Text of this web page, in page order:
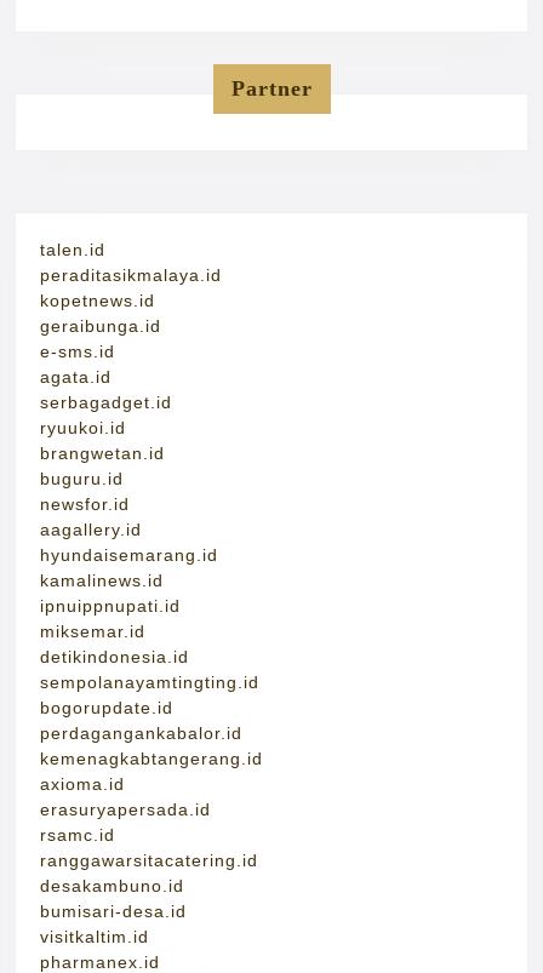
Partner
talen.id
peraditasikmalaya.id
kopetnews.id
geraibunga.id
e-sms.id
agata.id
serbagadget.id
ryuukoi.id
brangwetan.id
buguru.id
newsfor.id
aagallery.id
hyundaisemarang.id
kamalinews.id
ipnuippnupati.id
miksemar.id
detikindonesia.id
sempolanayamtingting.id
bogorupdate.id
perdagangankabalor.id
kemenagkabtangerang.id
axioma.id
erasuryapersada.id
rsamc.id
ranggawarsitacatering.id
desakambuno.id
bumisari-desa.id
visitkaltim.id
pharmanex.id